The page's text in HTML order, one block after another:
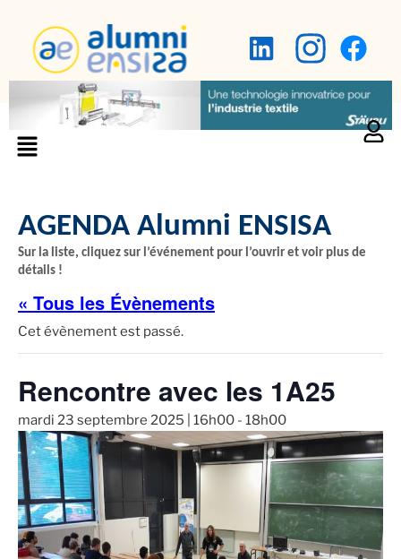
AGENDA Alumni ENSISA
Sur la liste, cliquez sur l’événement pour l’ouvrir et voir plus de
détails !
« Tous les Évènements
Cet évènement est passé.
Rencontre avec les 1A25
mardi 23 septembre 2025 | 16h00 - 18h00